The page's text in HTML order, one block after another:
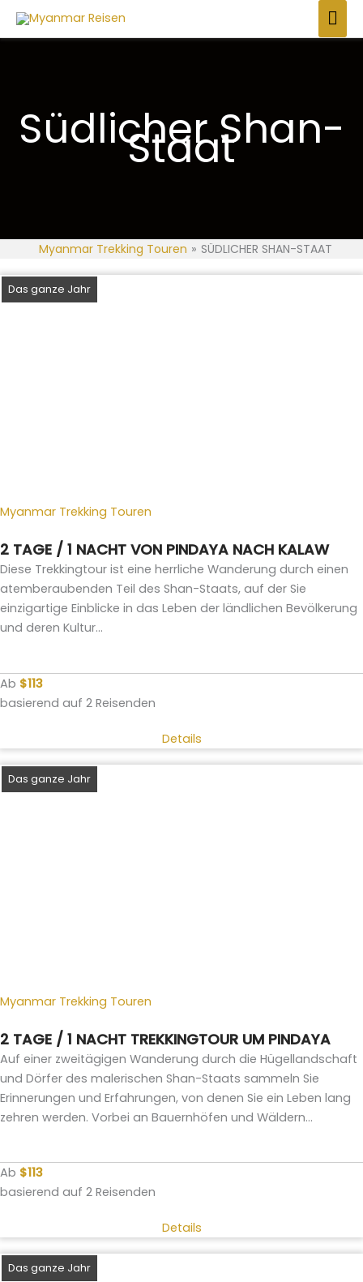
Zum
Inhalt
Südlicher Shan-
Staat
Myanmar Trekking Touren » SÜDLICHER SHAN-STAAT
Das ganze Jahr
Myanmar Trekking Touren
2 TAGE / 1 NACHT VON PINDAYA NACH KALAW
Diese Trekkingtour ist eine herrliche Wanderung durch einen
atemberaubenden Teil des Shan-Staats, auf der Sie
einzigartige Einblicke in das Leben der ländlichen Bevölkerung
und deren Kultur...
Ab $113
basierend auf 2 Reisenden
Details
Das ganze Jahr
Myanmar Trekking Touren
2 TAGE / 1 NACHT TREKKINGTOUR UM PINDAYA
Auf einer zweitägigen Wanderung durch die Hügellandschaft
und Dörfer des malerischen Shan-Staats sammeln Sie
Erinnerungen und Erfahrungen, von denen Sie ein Leben lang
zehren werden. Vorbei an Bauernhöfen und Wäldern...
Ab $113
basierend auf 2 Reisenden
Details
Das ganze Jahr